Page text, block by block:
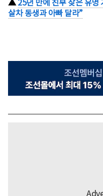
▲ 25년 만에 친부 찾은 유명
살차 동생과 아빠 달라”